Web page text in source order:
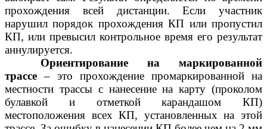
прохождения всей дистанции. Если участник
нарушил порядок прохождения КП или пропустил
КП, или превысил контрольное время его результат
аннулируется.
Ориентирование на маркированной
трассе – это прохождение промаркированной на
местности трассы с нанесение на карту (проколом
булавкой и отметкой карандашом КП)
местоположения всех КП, установленных на этой